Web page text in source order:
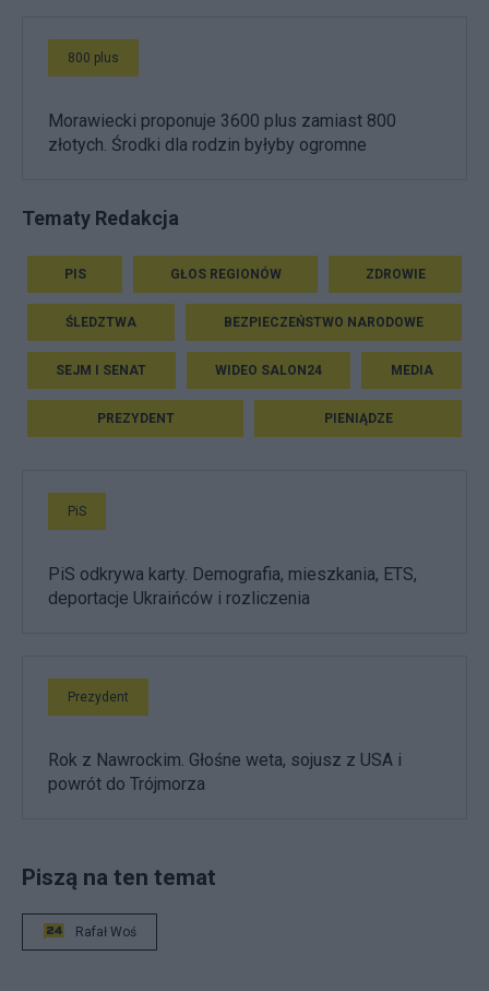
800 plus
Morawiecki proponuje 3600 plus zamiast 800
złotych. Środki dla rodzin byłyby ogromne
Tematy Redakcja
PIS GŁOS REGIONÓW ZDROWIE
ŚLEDZTWA BEZPIECZEŃSTWO NARODOWE
SEJM I SENAT WIDEO SALON24 MEDIA
PREZYDENT PIENIĄDZE
PiS
PiS odkrywa karty. Demografia, mieszkania, ETS,
deportacje Ukraińców i rozliczenia
Prezydent
Rok z Nawrockim. Głośne weta, sojusz z USA i
powrót do Trójmorza
Piszą na ten temat
Rafał Woś